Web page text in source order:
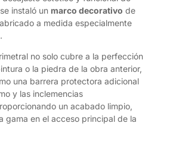
instaló un marco decorativo de
a medida especialmente
no solo cubre a la perfección
o la piedra de la obra anterior,
una barrera protectora adicional
y las inclemencias
un acabado limpio,
gama en el acceso principal de la